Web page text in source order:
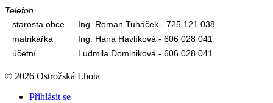
Telefon:
starosta obce
Ing. Roman Tuháček - 725 121 038
matrikářka
Ing. Hana Havlíková - 606 028 041
účetní
Ludmila Dominiková - 606 028 041
© 2026 Ostrožská Lhota
Přihlásit se